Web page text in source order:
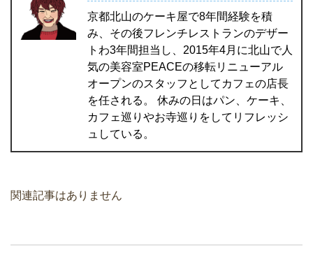
京都北山のケーキ屋で8年間経験を積
み、その後フレンチレストランのデザー
トわ3年間担当し、2015年4月に北山で人
気の美容室PEACEの移転リニューアル
オープンのスタッフとしてカフェの店長
を任される。 休みの日はパン、ケーキ、
カフェ巡りやお寺巡りをしてリフレッシ
ュしている。
関連記事はありません